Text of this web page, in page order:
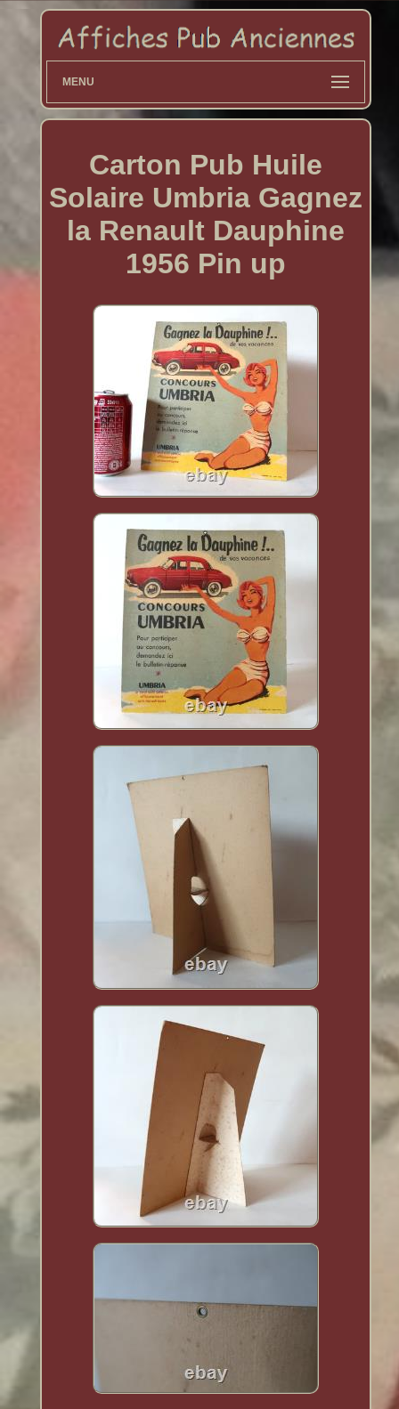
MENU
Carton Pub Huile
Solaire Umbria Gagnez
la Renault Dauphine
1956 Pin up